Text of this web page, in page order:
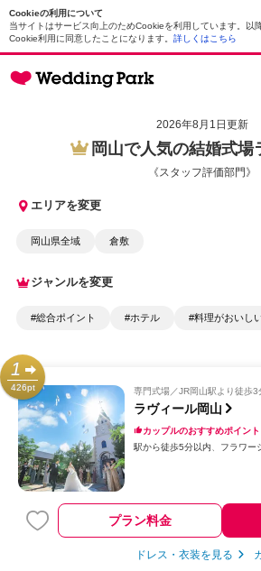
Cookieの利用について
当サイトはサービス向上のためCookieを利用しています。以
Cookie利用に同意したことになります。 詳しくはこちら
2026年8月1日更新
岡山で人気の結婚式場
《スタッフ評価部門》
エリアを変更
岡山県全域 倉敷
ジャンルを変更
#総合ポイント #ホテル #料理がおいし
1
426pt 専門式場 JR岡山駅より徒歩3
ラヴィール岡山
カップルのおすすめポイント
駅から徒歩5分以内
フラワー
プラン料金
ドレス・衣装を見る